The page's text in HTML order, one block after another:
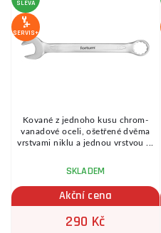
SLEVA
SERVIS+
Kované z jednoho kusu chrom-
vanadové oceli, ošetřené dvěma
vrstvami niklu a jednou vrstvou ...
SKLADEM
Akční cena
290 Kč